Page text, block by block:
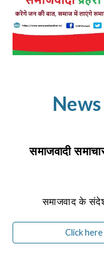
समाजवादी
समाजवाद के
Click